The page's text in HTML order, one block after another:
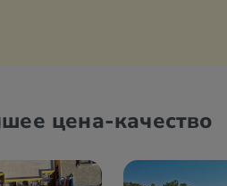
цена-качество